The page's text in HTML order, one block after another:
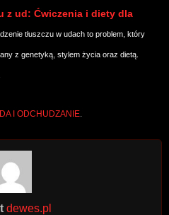
z ud: Ćwiczenia i diety dla
tłuszczu w udach to problem, który
z genetyką, stylem życia oraz dietą.
I ODCHUDZANIE
dewes.pl